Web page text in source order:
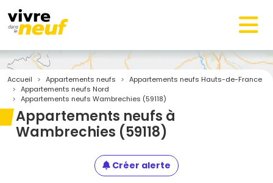
Accueil Appartements neufs
Appartements neufs Hauts-de-France
Appartements neufs Nord
Appartements neufs Wambrechies (59118)
Appartements neufs à
Wambrechies (59118)
Créer alerte